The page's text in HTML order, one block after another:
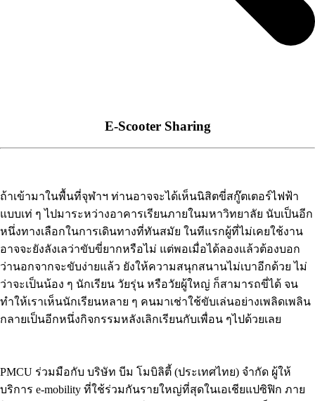
E-Scooter Sharing
ถ้าเข้ามาในพื้นที่จุฬาฯ ท่านอาจจะได้เห็นนิสิตขี่สกู๊ตเตอร์ไฟฟ้า
แบบเท่ ๆ ไปมาระหว่างอาคารเรียนภายในมหาวิทยาลัย นับเป็นอีก
หนึ่งทางเลือกในการเดินทางที่ทันสมัย ในทีแรกผู้ที่ไม่เคยใช้งาน
อาจจะยังลังเลว่าขับขี่ยากหรือไม่ แต่พอเมื่อได้ลองแล้วต้องบอก
ว่านอกจากจะขับง่ายแล้ว ยังให้ความสนุกสนานไม่เบาอีกด้วย ไม่
ว่าจะเป็นน้อง ๆ นักเรียน วัยรุ่น หรือวัยผู้ใหญ่ ก็สามารถขี่ได้ จน
ทำให้เราเห็นนักเรียนหลาย ๆ คนมาเช่าใช้ขับเล่นอย่างเพลิดเพลิน
กลายเป็นอีกหนึ่งกิจกรรมหลังเลิกเรียนกับเพื่อน ๆไปด้วยเลย
PMCU ร่วมมือกับ บริษัท บีม โมบิลิตี้ (ประเทศไทย) จำกัด ผู้ให้
บริการ e-mobility ที่ใช้ร่วมกันรายใหญ่ที่สุดในเอเชียแปซิฟิก ภาย